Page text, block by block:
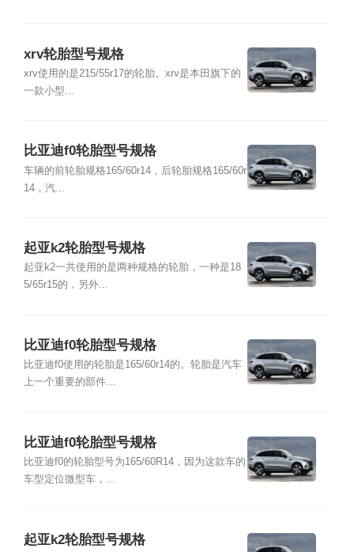
xrv轮胎型号规格
xrv使用的是215/55r17的轮胎。xrv是本田旗下的
一款小型...
比亚迪f0轮胎型号规格
车辆的前轮胎规格165/60r14，后轮胎规格165/60r
14，汽...
起亚k2轮胎型号规格
起亚k2一共使用的是两种规格的轮胎，一种是18
5/65r15的，另外...
比亚迪f0轮胎型号规格
比亚迪f0使用的轮胎是165/60r14的。轮胎是汽车
上一个重要的部件...
比亚迪f0轮胎型号规格
比亚迪f0的轮胎型号为165/60R14，因为这款车的
车型定位微型车，...
起亚k2轮胎型号规格